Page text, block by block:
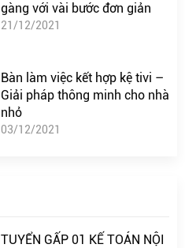
gàng với vài bước đơn giản
21/12/2021
Bàn làm việc kết hợp kệ tivi –
Giải pháp thông minh cho nhà
nhỏ
03/12/2021
TUYỂN GẤP 01 KẾ TOÁN NỘI